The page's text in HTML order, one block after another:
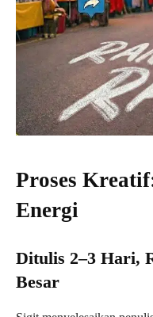
Proses
Energi
Ditulis 2–3 Hari,
Besar